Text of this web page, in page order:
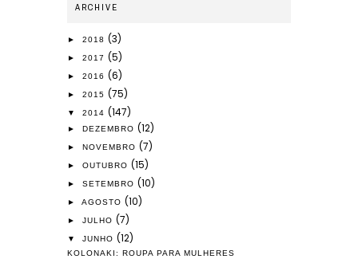
ARCHIVE
► 2018 (3)
► 2017 (5)
► 2016 (6)
► 2015 (75)
▼ 2014 (147)
► DEZEMBRO (12)
► NOVEMBRO (7)
► OUTUBRO (15)
► SETEMBRO (10)
► AGOSTO (10)
► JULHO (7)
▼ JUNHO (12)
KOLONAKI: ROUPA PARA MULHERES